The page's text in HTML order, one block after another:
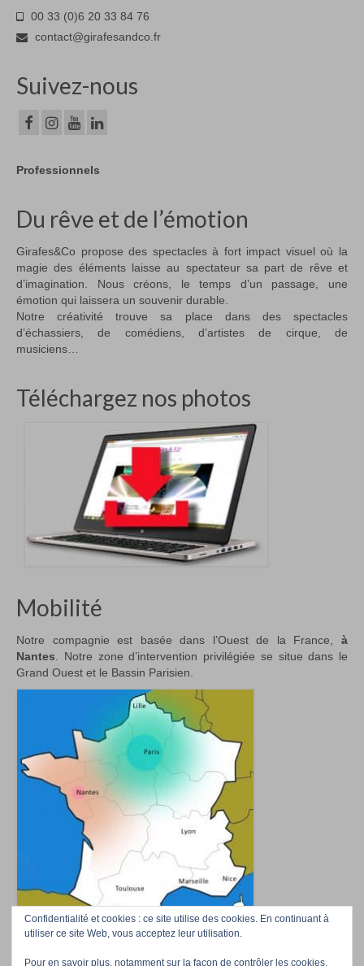
00 33 (0)6 20 33 84 76
contact@girafesandco.fr
Suivez-nous
Professionnels
Du rêve et de l’émotion
Girafes&Co propose des spectacles à fort impact visuel où la
magie des éléments laisse au spectateur sa part de rêve et
d’imagination. Nous créons, le temps d’un passage, une
émotion qui laissera un souvenir durable.
Notre créativité trouve sa place dans des spectacles
d’échassiers, de comédiens, d’artistes de cirque, de
musiciens…
Téléchargez nos photos
Mobilité
Notre compagnie est basée dans l’Ouest de la France, à
Nantes . Notre zone d’intervention privilégiée se situe dans le
Grand Ouest et le Bassin Parisien.
Confidentialité et cookies : ce site utilise des cookies. En continuant à
utiliser ce site Web, vous acceptez leur utilisation.
Pour en savoir plus, notamment sur la façon de contrôler les cookies,